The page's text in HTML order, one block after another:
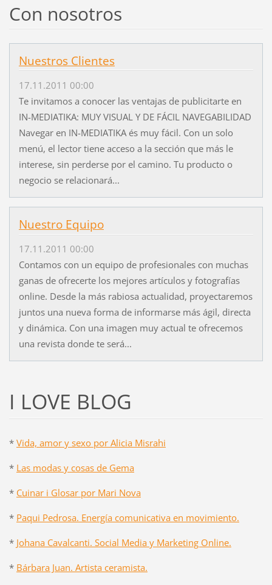
Con nosotros
Nuestros Clientes
17.11.2011 00:00
Te invitamos a conocer las ventajas de publicitarte en
IN-MEDIATIKA: MUY VISUAL Y DE FÁCIL NAVEGABILIDAD
Navegar en IN-MEDIATIKA és muy fácil. Con un solo
menú, el lector tiene acceso a la sección que más le
interese, sin perderse por el camino. Tu producto o
negocio se relacionará...
Nuestro Equipo
17.11.2011 00:00
Contamos con un equipo de profesionales con muchas
ganas de ofrecerte los mejores artículos y fotografías
online. Desde la más rabiosa actualidad, proyectaremos
juntos una nueva forma de informarse más ágil, directa
y dinámica. Con una imagen muy actual te ofrecemos
una revista donde te será...
I LOVE BLOG
* Vida, amor y sexo por Alicia Misrahi
* Las modas y cosas de Gema
* Cuinar i Glosar por Mari Nova
* Paqui Pedrosa. Energía comunicativa en movimiento.
* Johana Cavalcanti. Social Media y Marketing Online.
* Bárbara Juan. Artista ceramista.